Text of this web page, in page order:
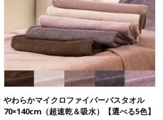
やわらかマイクロファイバーバスタオル
70×140cm（超速乾＆吸水）【選べる5色】